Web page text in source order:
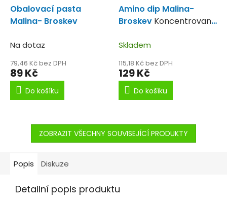
Obalovací pasta
Malina- Broskev
Na dotaz
79,46 Kč bez DPH
89 Kč
Do košíku
Amino dip Malina-
Broskev Koncentrovaný
Skladem
115,18 Kč bez DPH
129 Kč
Do košíku
ZOBRAZIT VŠECHNY SOUVISEJÍCÍ PRODUKTY
Popis Diskuze
Detailní popis produktu